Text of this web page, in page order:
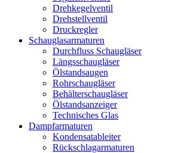
Drehkegelventil
Drehstellventil
Druckregler
Schauglas­armaturen
Durchfluss Schaugläser
Längsschaugläser
Ölstandsaugen
Rohrschaugläser
Behälterschaugläser
Ölstandsanzeiger
Technisches Glas
Dampfarmaturen
Kondensatableiter
Rückschlagarmaturen